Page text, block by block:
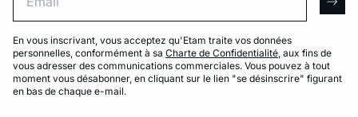
En vous inscrivant, vous acceptez qu'Etam traite vos données
personnelles, conformément à sa Charte de Confidentialité, aux fins de
vous adresser des communications commerciales. Vous pouvez à tout
moment vous désabonner, en cliquant sur le lien "se désinscrire" figurant
en bas de chaque e-mail.